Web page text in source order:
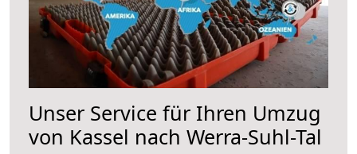
Unser Service für Ihren Umzug
von Kassel nach Werra-Suhl-Tal